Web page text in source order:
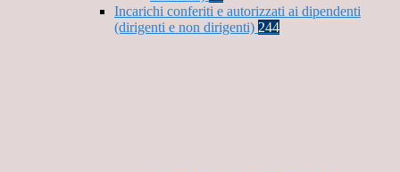
Incarichi conferiti e autorizzati ai dipendenti
(dirigenti e non dirigenti) 244